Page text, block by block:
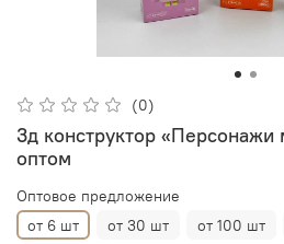
(0)
3д конструктор «Персонажи
оптом
Оптовое предложение
от 6 шт
от 30 шт от 100 шт